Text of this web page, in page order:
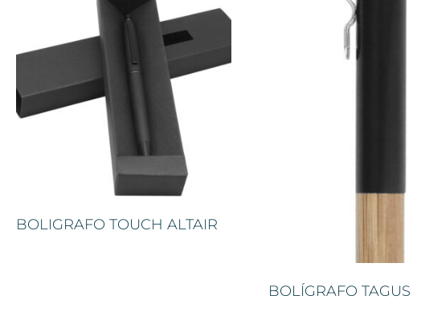
BOLIGRAFO TOUCH ALTAIR
BOLÍGRAFO TAGUS